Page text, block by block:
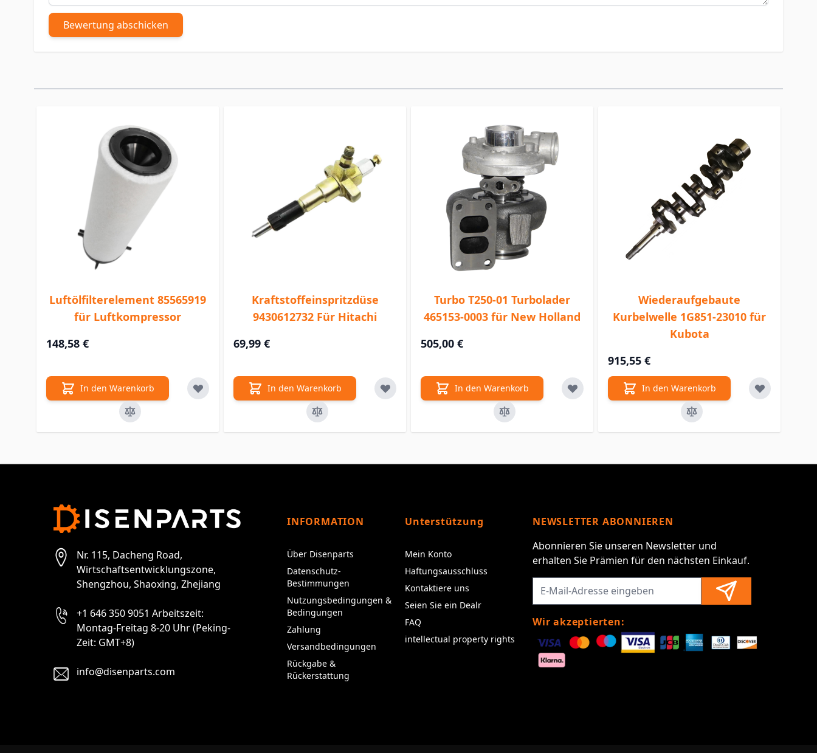
Bewertung abschicken
Luftölfilterelement 85565919
für Luftkompressor
148,58 €
In den Warenkorb
Kraftstoffeinspritzdüse
9430612732 Für Hitachi
69,99 €
In den Warenkorb
Turbo T250-01 Turbolader
465153-0003 für New Holland
505,00 €
In den Warenkorb
Wiederaufgebaute
Kurbelwelle 1G851-23010 für
Kubota
915,55 €
In den Warenkorb
Nr. 115, Dacheng Road,
Wirtschaftsentwicklungszone,
Shengzhou, Shaoxing, Zhejiang
+1 646 350 9051 Arbeitszeit:
Montag-Freitag 8-20 Uhr (Peking-
Zeit: GMT+8)
info@disenparts.com
INFORMATION
Über Disenparts
Datenschutz-
Bestimmungen
Nutzungsbedingungen &
Bedingungen
Zahlung
Versandbedingungen
Rückgabe &
Rückerstattung
Unterstützung
Mein Konto
Haftungsausschluss
Kontaktiere uns
Seien Sie ein Dealr
FAQ
intellectual property rights
NEWSLETTER ABONNIEREN
Abonnieren Sie unseren Newsletter und
erhalten Sie Prämien für den nächsten Einkauf.
Wir akzeptierten: